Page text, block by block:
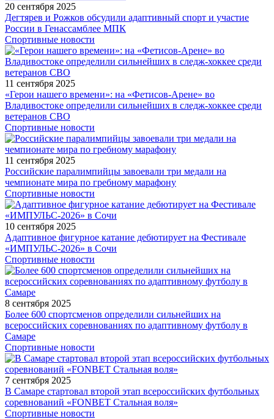
20 сентября 2025
Дегтярев и Рожков обсудили адаптивный спорт и участие
России в Генассамблее МПК
Спортивные новости
11 сентября 2025
«Герои нашего времени»: на «Фетисов-Арене» во
Владивостоке определили сильнейших в следж-хоккее среди
ветеранов СВО
Спортивные новости
11 сентября 2025
Российские паралимпийцы завоевали три медали на
чемпионате мира по гребному марафону
Спортивные новости
10 сентября 2025
Адаптивное фигурное катание дебютирует на Фестивале
«ИМПУЛЬС-2026» в Сочи
Спортивные новости
8 сентября 2025
Более 600 спортсменов определили сильнейших на
всероссийских соревнованиях по адаптивному футболу в
Самаре
Спортивные новости
7 сентября 2025
В Самаре стартовал второй этап всероссийских футбольных
соревнований «FONBET Стальная воля»
Спортивные новости